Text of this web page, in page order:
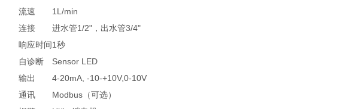
流速
1L/min
连接
进水管1/2"，出水管3/4"
响应时间1秒
自诊断
Sensor LED
输出
4-20mA, -10-+10V,0-10V
通讯
Modbus （可选）